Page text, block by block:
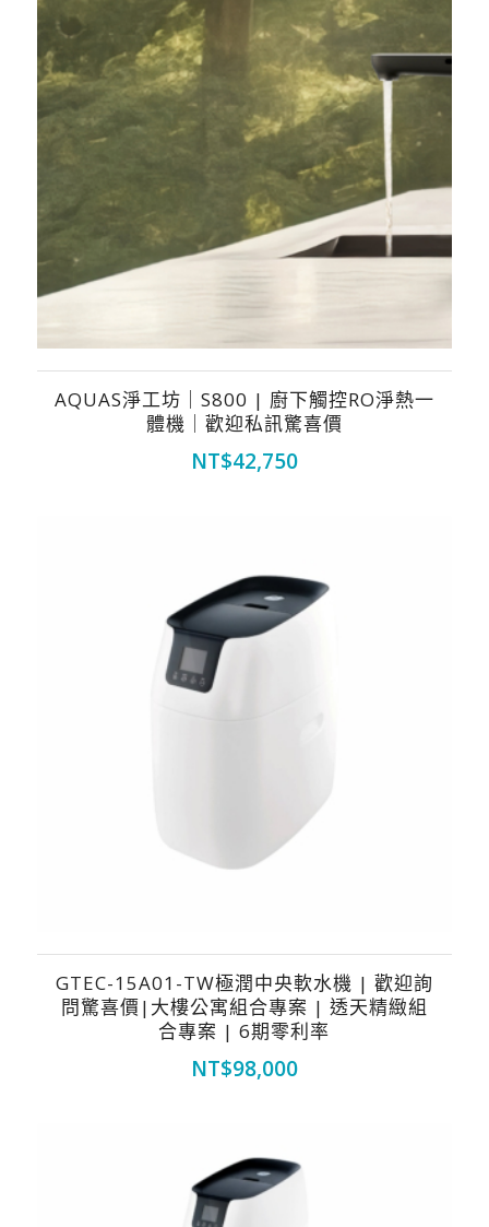
AQUAS淨工坊｜S800 | 廚下觸控RO淨熱一
體機｜歡迎私訊驚喜價
NT$42,750
GTEC-15A01-TW極潤中央軟水機 | 歡迎詢
問驚喜價|大樓公寓組合專案 | 透天精緻組
合專案 | 6期零利率
NT$98,000